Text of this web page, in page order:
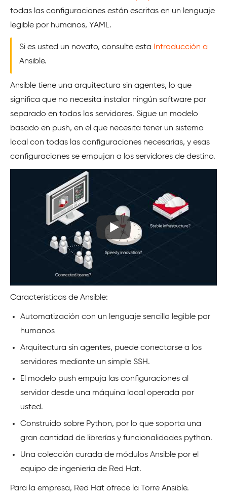
todas las configuraciones están escritas en un lenguaje
legible por humanos, YAML.
Si es usted un novato, consulte esta
Introducción a
Ansible.
Ansible tiene una arquitectura sin agentes, lo que
significa que no necesita instalar ningún software por
separado en todos los servidores. Sigue un modelo
basado en push, en el que necesita tener un sistema
local con todas las configuraciones necesarias, y esas
configuraciones se empujan a los servidores de destino.
Características de Ansible:
Automatización con un lenguaje sencillo legible por
humanos
Arquitectura sin agentes, puede conectarse a los
servidores mediante un simple SSH.
El modelo push empuja las configuraciones al
servidor desde una máquina local operada por
usted.
Construido sobre Python, por lo que soporta una
gran cantidad de librerías y funcionalidades python.
Una colección curada de módulos Ansible por el
equipo de ingeniería de Red Hat.
Para la empresa, Red Hat ofrece la Torre Ansible.